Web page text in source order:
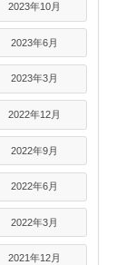
2023年10月
2023年6月
2023年3月
2022年12月
2022年9月
2022年6月
2022年3月
2021年12月